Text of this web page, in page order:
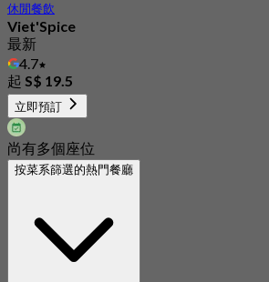
休閒餐飲
Viet'Spice
最新
4.7
起 S$ 19.5
立即預訂
尚有多個座位
按菜系篩選的熱門餐廳